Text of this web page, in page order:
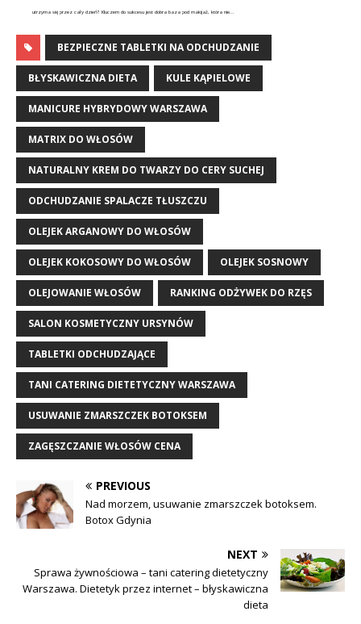
utrzyma się przez cały dzień? Kluczem do sukcesu jest dobra baza pod makijaż, która nie...
BEZPIECZNE TABLETKI NA ODCHUDZANIE
BŁYSKAWICZNA DIETA KULE KĄPIELOWE
MANICURE HYBRYDOWY WARSZAWA
MATRIX DO WŁOSÓW
NATURALNY KREM DO TWARZY DO CERY SUCHEJ
ODCHUDZANIE SPALACZE TŁUSZCZU
OLEJEK ARGANOWY DO WŁOSÓW
OLEJEK KOKOSOWY DO WŁOSÓW OLEJEK SOSNOWY
OLEJOWANIE WŁOSÓW RANKING ODŻYWEK DO RZĘS
SALON KOSMETYCZNY URSYNÓW
TABLETKI ODCHUDZAJĄCE
TANI CATERING DIETETYCZNY WARSZAWA
USUWANIE ZMARSZCZEK BOTOKSEM
ZAGĘSZCZANIE WŁOSÓW CENA
PREVIOUS
Nad morzem, usuwanie zmarszczek botoksem.
Botox Gdynia
NEXT
Sprawa żywnościowa – tani catering dietetyczny
Warszawa. Dietetyk przez internet – błyskawiczna
dieta